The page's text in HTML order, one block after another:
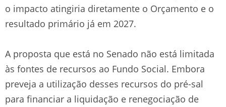
o impacto atingiria diretamente o Orçamento e o
resultado primário já em 2027.
A proposta que está no Senado não está limitada
às fontes de recursos ao Fundo Social. Embora
preveja a utilização desses recursos do pré-sal
para financiar a liquidação e renegociação de